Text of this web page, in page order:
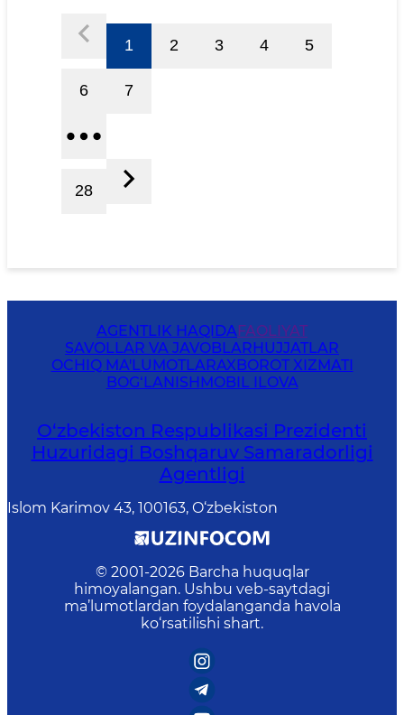
1 2 3 4 5
6 7
28
AGENTLIK HAQIDAFAOLIYAT
SAVOLLAR VA JAVOBLARHUJJATLAR
OCHIQ MA'LUMOTLARAXBOROT XIZMATI
BOG‘LANISHMOBIL ILOVA
O‘zbekiston Respublikasi Prezidenti
Huzuridagi Boshqaruv Samaradorligi
Agentligi
Islom Karimov 43, 100163, O‘zbekiston
© 2001-2026 Barcha huquqlar
himoyalangan. Ushbu veb-saytdagi
ma’lumotlardan foydalanganda havola
ko‘rsatilishi shart.